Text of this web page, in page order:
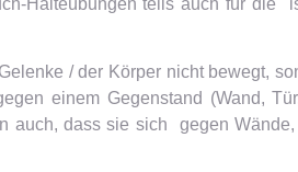
/ der Körper nicht bewegt,
einem Gegenstand (Wand,
auch, dass sie sich gegen